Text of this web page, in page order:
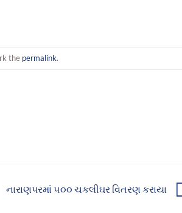
the permalink.
નારાણપરમાં ૫૦૦ ચકલીઘર વિતરણ કરાયા